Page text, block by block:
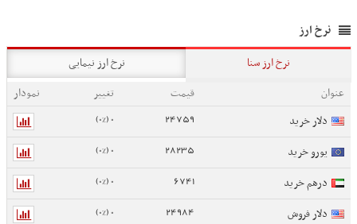
نرخ ارز
نرخ ارز سنا
نرخ ارز نیمایی
عنوان
قیمت تغییر
نمودار
دلار خرید
24759
0 (0%)
یورو خرید 28235
0 (0%)
درهم خرید 6741
0 (0%)
دلار فروش 24984
0 (0%)